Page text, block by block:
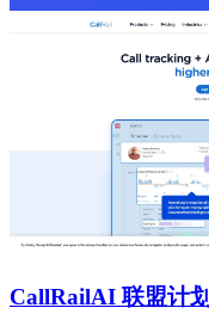
CallRailAI 联盟计划